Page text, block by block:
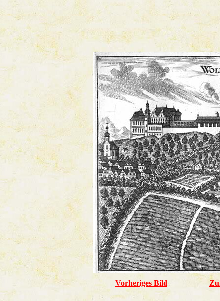
Vorheriges Bild